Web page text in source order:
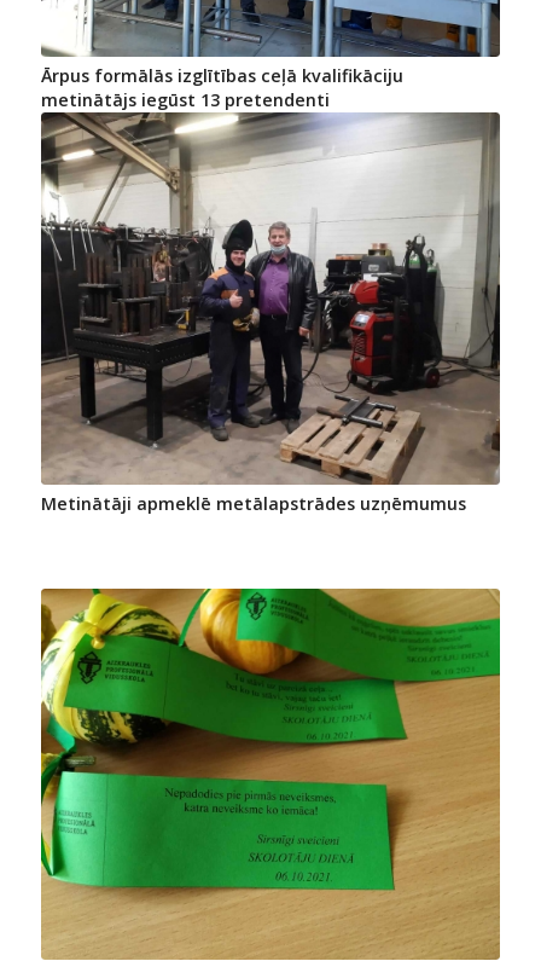
Ārpus formālās izglītības ceļā kvalifikāciju
metinātājs iegūst 13 pretendenti
Metinātāji apmeklē metālapstrādes uzņēmumus